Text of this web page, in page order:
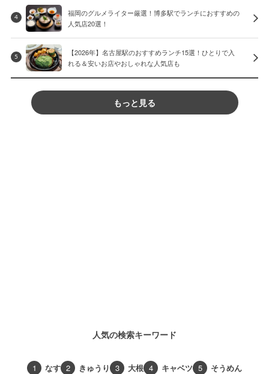
4
福岡のグルメライター厳選！博多駅でランチにおすすめの
人気店20選！
5
【2026年】名古屋駅のおすすめランチ15選！ひとりで入
れる＆安いお店やおしゃれな人気店も
もっと見る
人気の検索キーワード
1 なす 2 きゅうり 3 大根 4 キャベツ 5 そうめん